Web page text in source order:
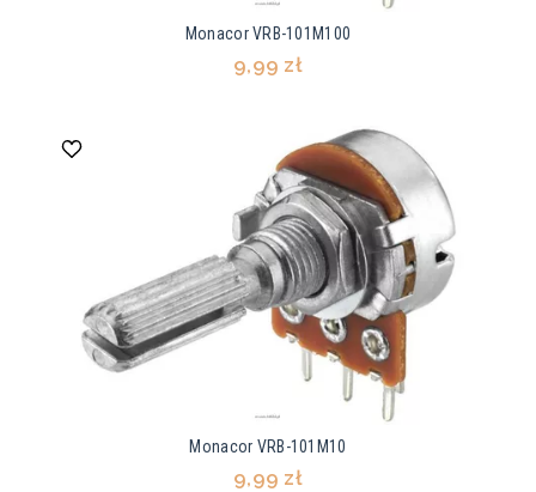
Monacor VRB-101M100
9,99 zł
Monacor VRB-101M10
9,99 zł